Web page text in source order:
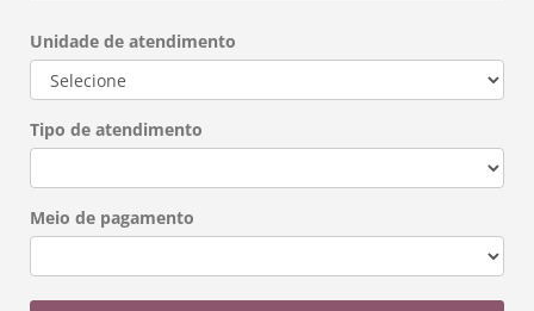
Unidade de atendimento
Tipo de atendimento
Meio de pagamento